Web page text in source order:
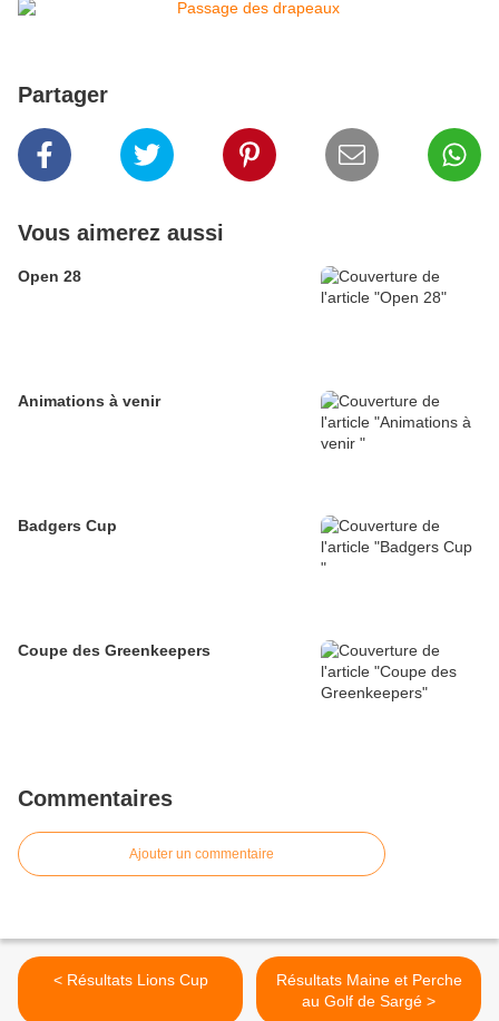
Partager
Vous aimerez aussi
Open 28
Animations à venir
Badgers Cup
Coupe des Greenkeepers
Commentaires
Ajouter un commentaire
< Résultats Lions Cup
Résultats Maine et Perche
au Golf de Sargé >